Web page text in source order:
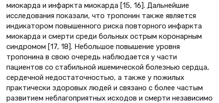
миокарда и инфаркта миокарда [15, 16]. Дальнейшие
исследования показали, что тропонин также является
индикатором повышенного риска повторного инфаркта
миокарда и смерти среди больных острым коронарным
синдромом [17, 18]. Небольшое повышение уровня
тропонина в свою очередь наблюдается у части
пациентов со стабильной ишемической болезнью сердца,
сердечной недостаточностью, а также у пожилых
практически здоровых людей и связано с более частым
развитием неблагоприятных исходов и смерти независимо